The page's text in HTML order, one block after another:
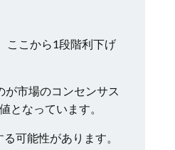
ここから1段階利下げ
市場のコンセンサス
となっています。
可能性があります。